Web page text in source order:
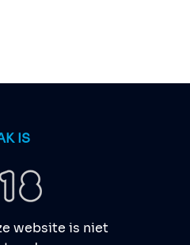
IS
website is niet